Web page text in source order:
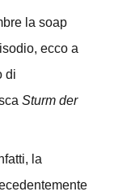
la soap
ecco a
di
Sturm der
la